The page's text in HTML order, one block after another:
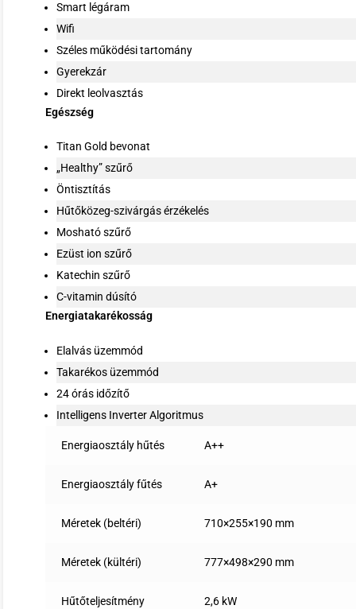
Smart légáram
Wifi
Széles működési tartomány
Gyerekzár
Direkt leolvasztás
Egészség
Titan Gold bevonat
„Healthy” szűrő
Öntisztítás
Hűtőközeg-szivárgás érzékelés
Mosható szűrő
Ezüst ion szűrő
Katechin szűrő
C-vitamin dúsító
Energiatakarékosság
Elalvás üzemmód
Takarékos üzemmód
24 órás időzítő
Intelligens Inverter Algoritmus
Energiaosztály hűtés A++
Energiaosztály fűtés A+
Méretek (beltéri) 710×255×190 mm
Méretek (kültéri) 777×498×290 mm
Hűtőteljesítmény 2,6 kW